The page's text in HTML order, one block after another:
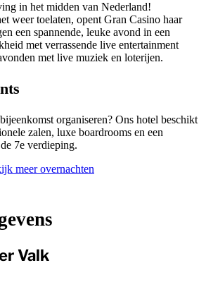
in het midden van Nederland!
weer toelaten, opent Gran Casino haar
een spannende, leuke avond in een
met verrassende live entertainment
met live muziek en loterijen.
organiseren? Ons hotel beschikt
zalen, luxe boardrooms en een
7e verdieping.
meer overnachten
|©OpenStreetMap
Valk